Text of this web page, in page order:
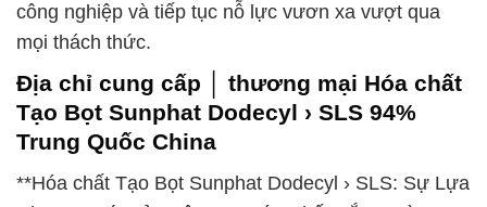
công nghiệp và tiếp tục nỗ lực vươn xa vượt qua
mọi thách thức.
Địa chỉ cung cấp │ thương mại Hóa chất
Tạo Bọt Sunphat Dodecyl › SLS 94%
Trung Quốc China
**Hóa chất Tạo Bọt Sunphat Dodecyl › SLS: Sự Lựa